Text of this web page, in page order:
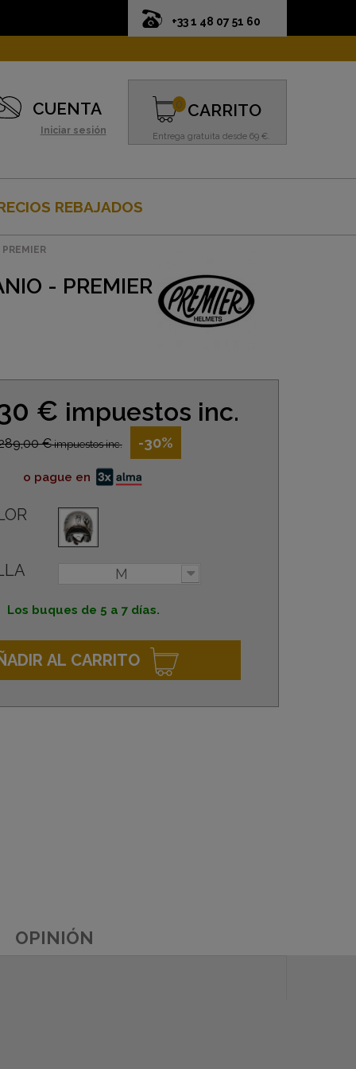
+33 1 48 07 51 60
CUENTA
Iniciar sesión
CARRITO
Entrega gratuita desde 69 €.
0
REBAJADOS
- PREMIER
€ impuestos inc.
€impuestos inc. -30%
o pague en
M
Los buques de 5 a 7 días.
AL CARRITO
OPINIÓN